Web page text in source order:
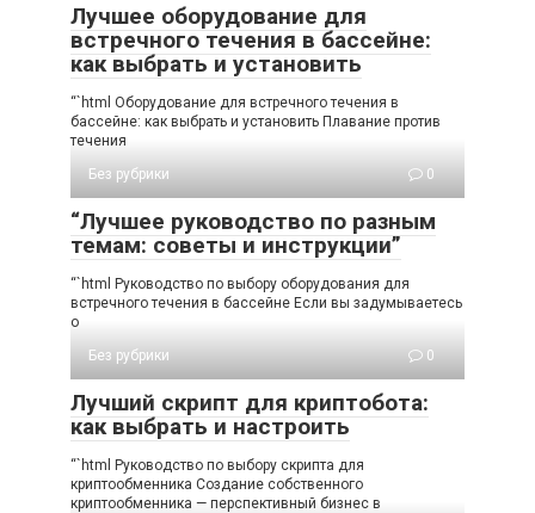
Лучшее оборудование для
встречного течения в бассейне:
как выбрать и установить
“`html Оборудование для встречного течения в
бассейне: как выбрать и установить Плавание против
течения
Без рубрики
0
“Лучшее руководство по разным
темам: советы и инструкции”
“`html Руководство по выбору оборудования для
встречного течения в бассейне Если вы задумываетесь
о
Без рубрики
0
Лучший скрипт для криптобота:
как выбрать и настроить
“`html Руководство по выбору скрипта для
криптообменника Создание собственного
криптообменника — перспективный бизнес в